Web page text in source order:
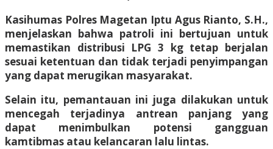
Kasihumas Polres Magetan Iptu Agus Rianto, S.H.,
menjelaskan bahwa patroli ini bertujuan untuk
memastikan distribusi LPG 3 kg tetap berjalan
sesuai ketentuan dan tidak terjadi penyimpangan
yang dapat merugikan masyarakat.
Selain itu, pemantauan ini juga dilakukan untuk
mencegah terjadinya antrean panjang yang
dapat menimbulkan potensi gangguan
kamtibmas atau kelancaran lalu lintas.